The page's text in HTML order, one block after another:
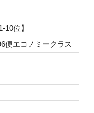
位】
便エコノミークラス